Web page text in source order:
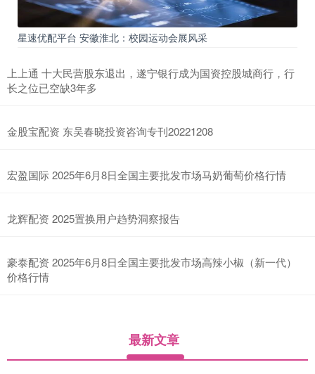
星速优配平台 安徽淮北：校园运动会展风采
上上通 十大民营股东退出，遂宁银行成为国资控股城商行，行
长之位已空缺3年多
金股宝配资 东吴春晓投资咨询专刊20221208
宏盈国际 2025年6月8日全国主要批发市场马奶葡萄价格行情
龙辉配资 2025置换用户趋势洞察报告
豪泰配资 2025年6月8日全国主要批发市场高辣小椒（新一代）
价格行情
最新文章